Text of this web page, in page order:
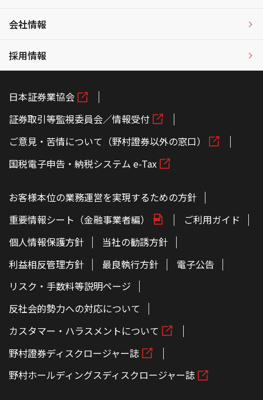
会社情報
採用情報
日本証券業協会
証券取引等監視委員会／情報受付
ご意見・苦情について（野村證券以外の窓口）
国税電子申告・納税システム e-Tax
お客様本位の業務運営を実現するための方針
重要情報シート（金融事業者編）
ご利用ガイド
個人情報保護方針
当社の勧誘方針
利益相反管理方針
最良執行方針
電子公告
リスク・手数料等説明ページ
反社会的勢力への対応について
カスタマー・ハラスメントについて
野村證券ディスクロージャー誌
野村ホールディングスディスクロージャー誌